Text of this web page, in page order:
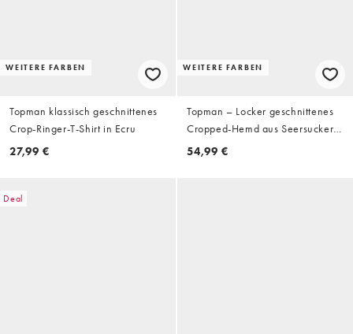
WEITERE FARBEN
Topman klassisch geschnittenes
Crop-Ringer-T-Shirt in Ecru
27,99 €
WEITERE FARBEN
Topman – Locker geschnittenes
Cropped-Hemd aus Seersucker
in Hellblau
54,99 €
Deal